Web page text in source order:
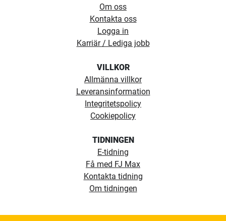
Om oss
Kontakta oss
Logga in
Karriär / Lediga jobb
VILLKOR
Allmänna villkor
Leveransinformation
Integritetspolicy
Cookiepolicy
TIDNINGEN
E-tidning
Få med FJ Max
Kontakta tidning
Om tidningen